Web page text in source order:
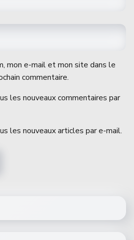
mon e-mail et mon site dans le
commentaire.
les nouveaux commentaires par
les nouveaux articles par e-mail.